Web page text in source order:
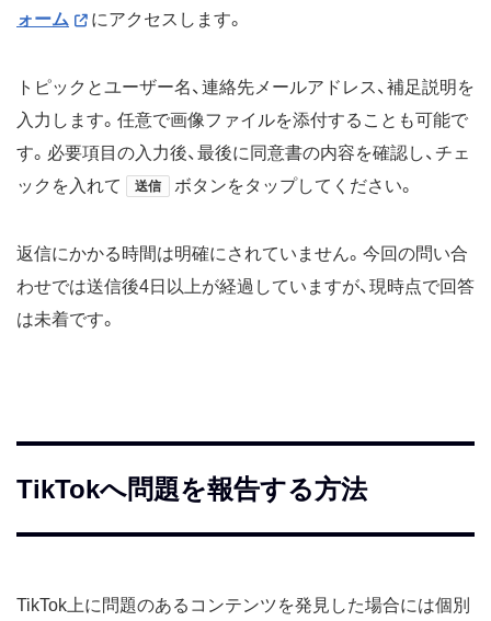
ォーム
にアクセスします。
トピックとユーザー名、連絡先メールアドレス、補足説明を
入力します。任意で画像ファイルを添付することも可能で
す。必要項目の入力後、最後に同意書の内容を確認し、チェ
ックを入れて
送信 ボタンをタップしてください。
返信にかかる時間は明確にされていません。今回の問い合
わせでは送信後4日以上が経過していますが、現時点で回答
は未着です。
TikTokへ問題を報告する方法
TikTok上に問題のあるコンテンツを発見した場合には個別